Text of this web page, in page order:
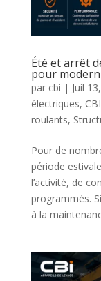
Été et arrêt
pour
par cbi | Juil
électriques, CBI
roulants,
Pour de
période
l’activité, de
programmés.
à la